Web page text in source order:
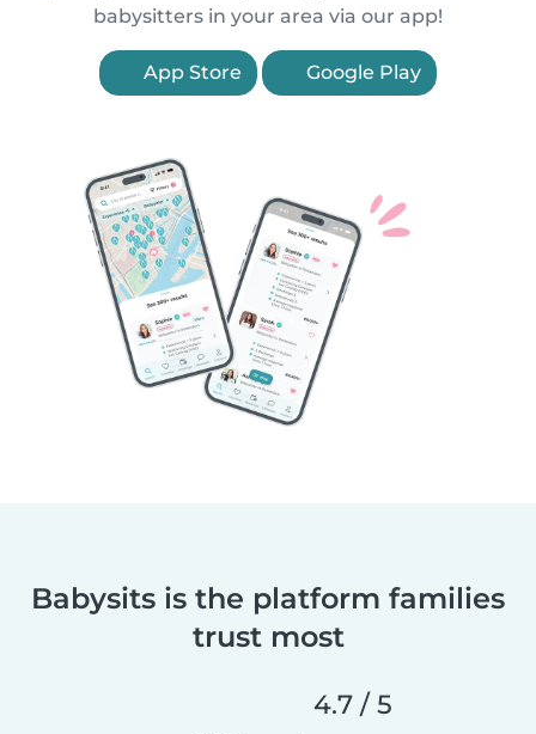
babysitters in your area via our app!
App Store Google Play
Babysits is the platform families
trust most
4.7 / 5